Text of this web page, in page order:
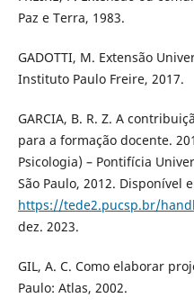
Paz e Terra, 1983.
GADOTTI, M. Extensão
Instituto Paulo Freire, 2017.
GARCIA, B. R. Z. A
para a formação docente.
Psicologia) – Pontifícia
São Paulo, 2012. Disponível
https://tede2.pucsp.br/
dez. 2023.
GIL, A. C. Como elaborar
Paulo: Atlas, 2002.